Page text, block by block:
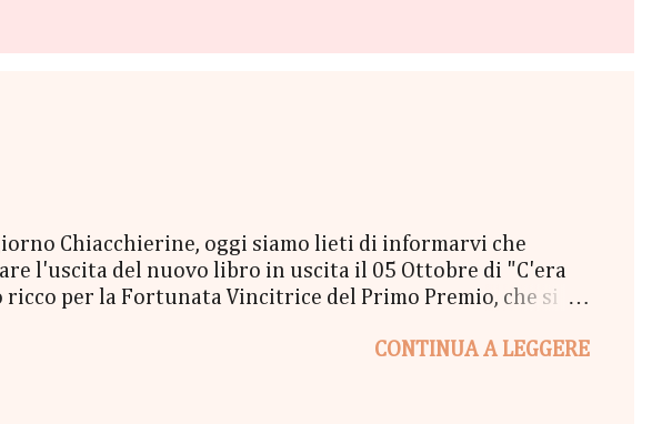
Chiacchierine, oggi siamo lieti di informarvi che
l'uscita del nuovo libro in uscita il 05 Ottobre di "C'era
per la Fortunata Vincitrice del Primo Premio, che si
- una Scatola di biscotti - un Messaggio in bottiglia
CONTINUA A LEGGERE